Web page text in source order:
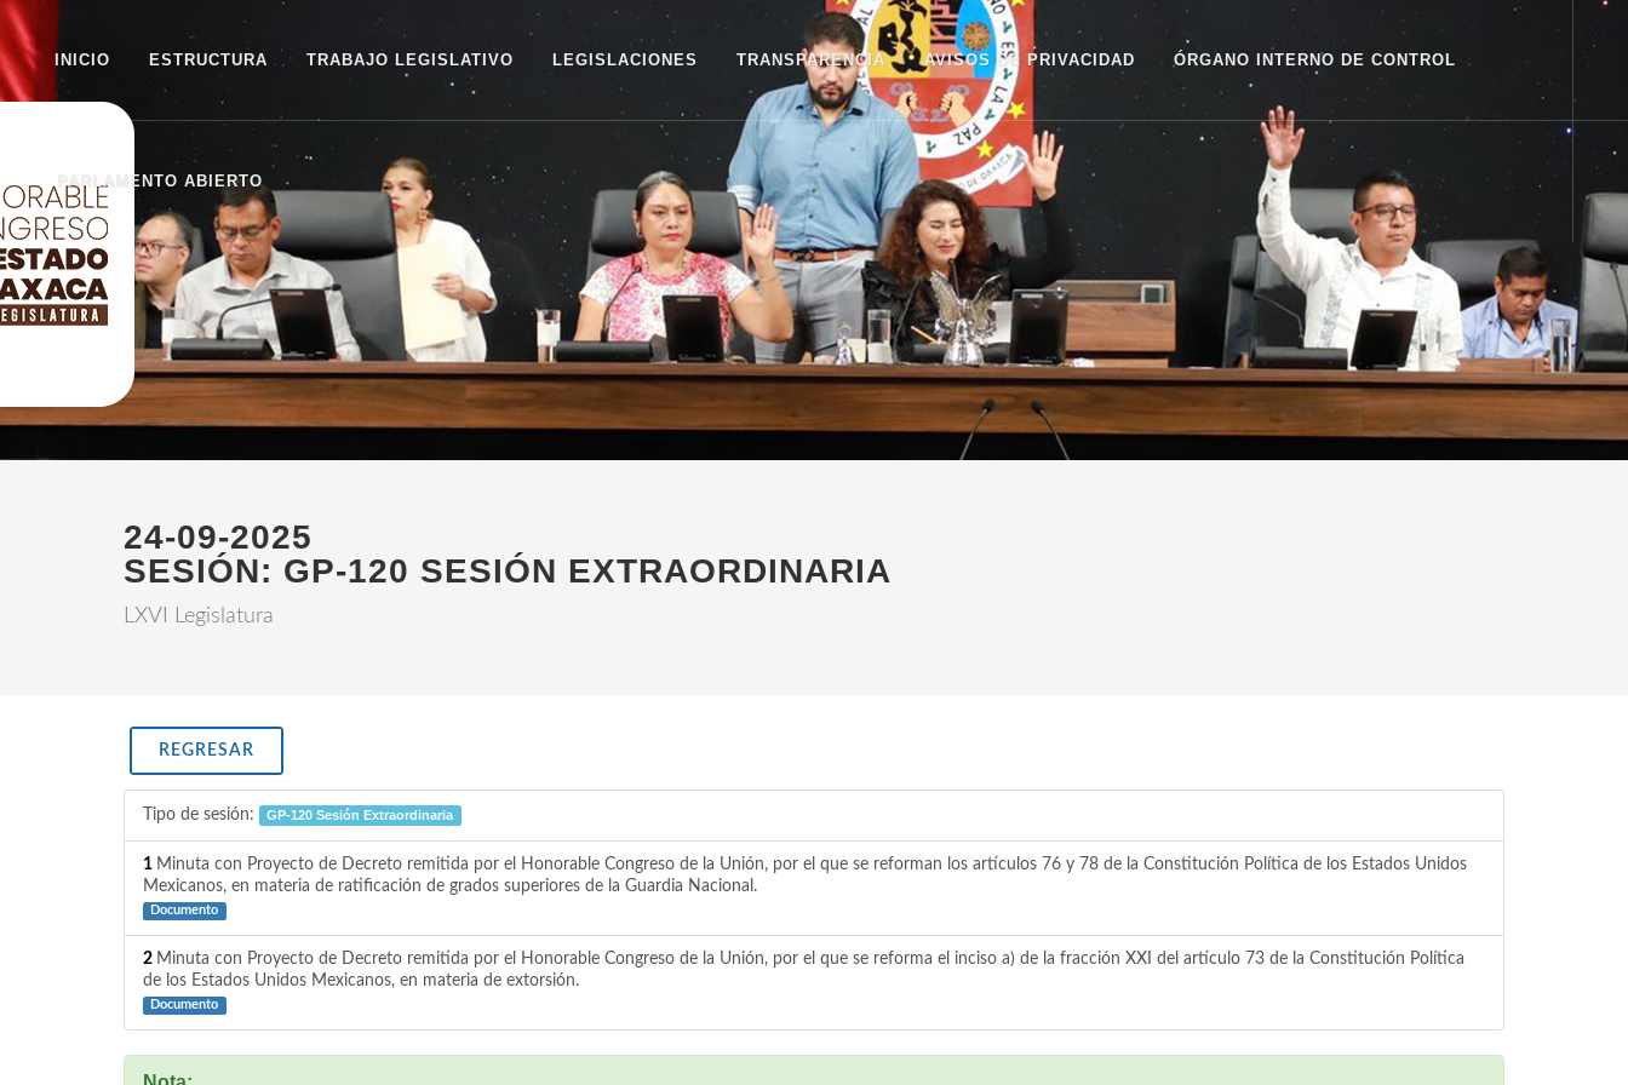
INICIO ESTRUCTURA TRABAJO LEGISLATIVO LEGISLACIONES TRANSPARENCIA AVISOS DE PRIVACIDAD ÓRGANO INTERNO DE CONTROL
PARLAMENTO ABIERTO
24-09-2025
SESIÓN: GP-120 SESIÓN EXTRAORDINARIA
LXVI Legislatura
REGRESAR
Tipo de sesión: GP-120 Sesión Extraordinaria
1 Minuta con Proyecto de Decreto remitida por el Honorable Congreso de la Unión, por el que se reforman los artículos 76 y 78 de la Constitución Política de los Estados Unidos
Mexicanos, en materia de ratificación de grados superiores de la Guardia Nacional.
Documento
2 Minuta con Proyecto de Decreto remitida por el Honorable Congreso de la Unión, por el que se reforma el inciso a) de la fracción XXI del artículo 73 de la Constitución Política
de los Estados Unidos Mexicanos, en materia de extorsión.
Documento